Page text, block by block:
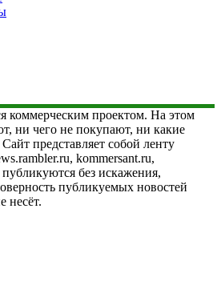
коммерческим проектом. На этом
ни чего не покупают, ни какие
представляет собой ленту
kommersant.ru,
без искажения,
публикуемых новостей
несёт.